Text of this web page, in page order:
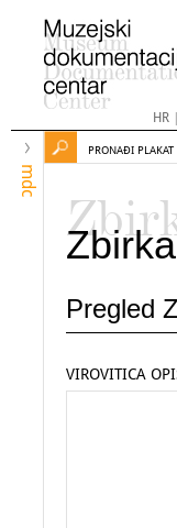
HR|
mdc
PRONAĐI PLAKAT
Pregled
VIROVITICA